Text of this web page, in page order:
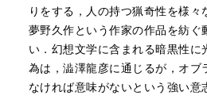
りをする，人の持つ猟奇性を様
夢野久作という作家の作品を紡ぐ
い．幻想文学に含まれる暗黒性に
為は，澁澤龍彦に通じるが，オブ
なければ意味がないという強い意